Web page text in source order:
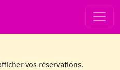
vos réservations.